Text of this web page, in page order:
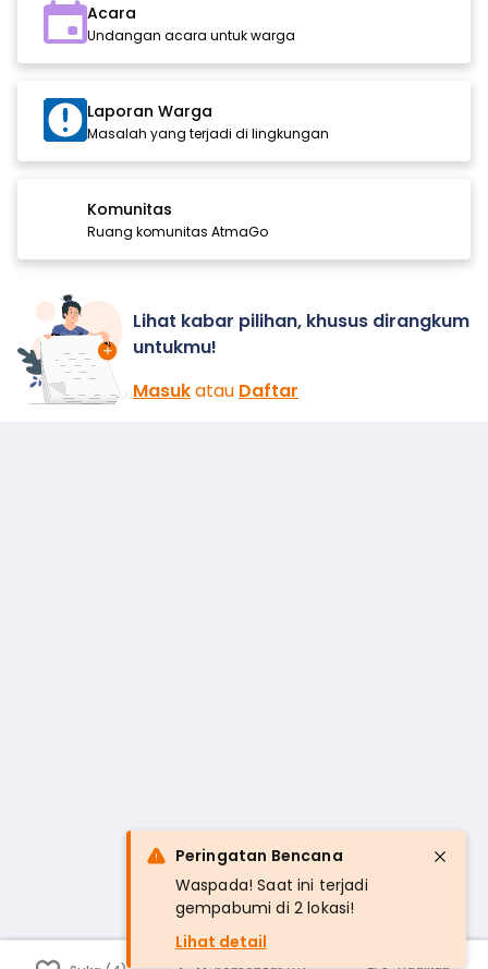
Acara
Undangan acara untuk warga
Laporan Warga
Masalah yang terjadi di lingkungan
Komunitas
Ruang komunitas AtmaGo
Lihat kabar pilihan, khusus dirangkum
untukmu!
Masukatau Daftar
Peringatan Bencana
Waspada! Saat ini terjadi
gempabumi di 2 lokasi!
Lihat detail